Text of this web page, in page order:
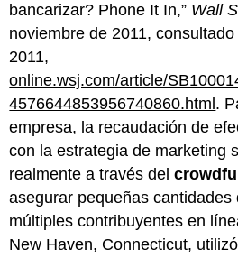
bancarizar? Phone It In,” Wall
noviembre de 2011,
2011,
online.wsj.com/article/
4576644853956740860.html .
empresa, la recaudación de
con la estrategia de marketing
realmente a través del
asegurar pequeñas cantidades
múltiples contribuyentes en
New Haven, Connecticut, utilizó